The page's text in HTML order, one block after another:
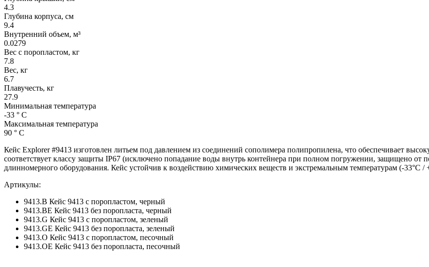
4.3
Глубина корпуса, см
9.4
Внутренний объем, м³
0.0279
Вес с поропластом, кг
7.8
Вес, кг
6.7
Плавучесть, кг
27.9
Минимальная температура
-33 ° C
Максимальная температура
90 ° C
Кейс Explorer #9413 изготовлен литьем под давлением из соединений сополимера полипропилена, что обеспечивает
соответствует классу защиты IP67 (исключено попадание воды внутрь контейнера при полном погружении, защищено от
длинномерного оборудования. Кейс устойчив к воздействию химических веществ и экстремальным температурам (-33°C /
Артикулы:
9413.B Кейс 9413 с поропластом, черный
9413.ВE Кейс 9413 без поропласта, черный
9413.G Кейс 9413 с поропластом, зеленый
9413.GE Кейс 9413 без поропласта, зеленый
9413.O Кейс 9413 с поропластом, песочный
9413.OE Кейс 9413 без поропласта, песочный